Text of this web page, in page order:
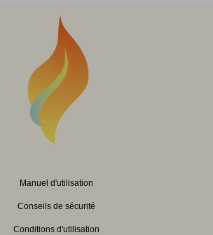
Manuel d'utilisation
Conseils de sécurité
Conditions d'utilisation